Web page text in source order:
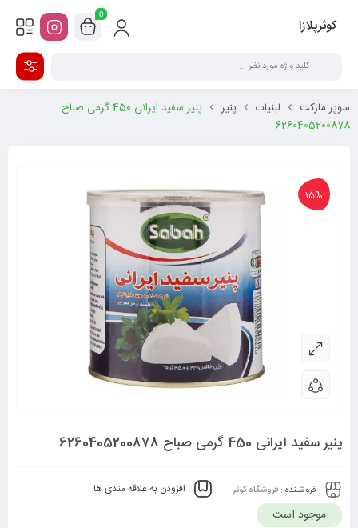
کوثرپلازا
0
سوپر مارکت لبنیات پنیر
پنیر سفید ایرانی 450 گرمی صباح
6260405200878
15%
پنیر سفید ایرانی 450 گرمی صباح 6260405200878
فروشـنده : فروشگاه کوثر افزودن به علاقه مندی ها
موجود است